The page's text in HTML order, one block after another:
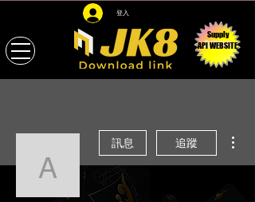
登入
Supply
API WEBSITE
abangcinta6633
訊息 追蹤